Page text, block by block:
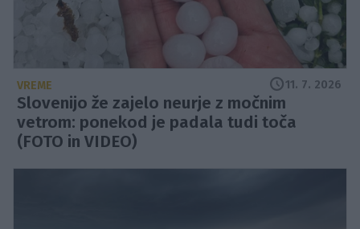
VREME 11. 7. 2026
Slovenijo že zajelo neurje z močnim
vetrom: ponekod je padala tudi toča
(FOTO in VIDEO)